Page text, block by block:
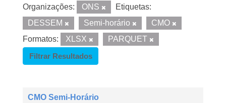
Organizações: ONS
Etiquetas:
DESSEM
Semi-horário
CMO
Formatos:
XLSX
PARQUET
Filtrar Resultados
CMO Semi-Horário